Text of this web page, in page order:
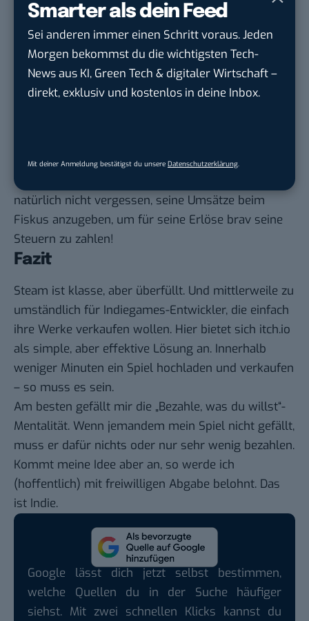
Smarter als dein Feed
Sei anderen immer einen Schritt voraus. Jeden
Morgen bekommst du die wichtigsten Tech-
News aus KI, Green Tech & digitaler Wirtschaft –
direkt, exklusiv und kostenlos in deine Inbox.
Mit deiner Anmeldung bestätigst du unsere Datenschutzerklärung
Apropos Verkäufe: Verständlicherweise geht nicht
der ganze Erlös an den Entwickler. Zuerst ziehen
die Payment-Provider ihre Transaktionsgebühren
ab. So nimmt beispielsweise Paypal 30 Dollar-Cent
verzichtet. Ein mehr als fairer Deal.
Wichtig: Wer Umsatzsteuer-pflichtig ist, sollte
natürlich nicht vergessen, seine Umsätze beim
Fiskus anzugeben, um für seine Erlöse brav seine
Steuern zu zahlen!
Fazit
Steam ist klasse, aber überfüllt. Und mittlerweile zu
umständlich für Indiegames-Entwickler, die einfach
ihre Werke verkaufen wollen. Hier bietet sich itch.io
als simple, aber effektive Lösung an. Innerhalb
weniger Minuten ein Spiel hochladen und verkaufen
– so muss es sein.
Am besten gefällt mir die „Bezahle, was du willst“-
Mentalität. Wenn jemandem mein Spiel nicht gefällt,
muss er dafür nichts oder nur sehr wenig bezahlen.
Kommt meine Idee aber an, so werde ich
(hoffentlich) mit freiwilligen Abgabe belohnt. Das
ist Indie.
Google lässt dich jetzt selbst bestimmen,
welche Quellen du in der Suche häufiger
siehst. Mit zwei schnellen Klicks kannst du